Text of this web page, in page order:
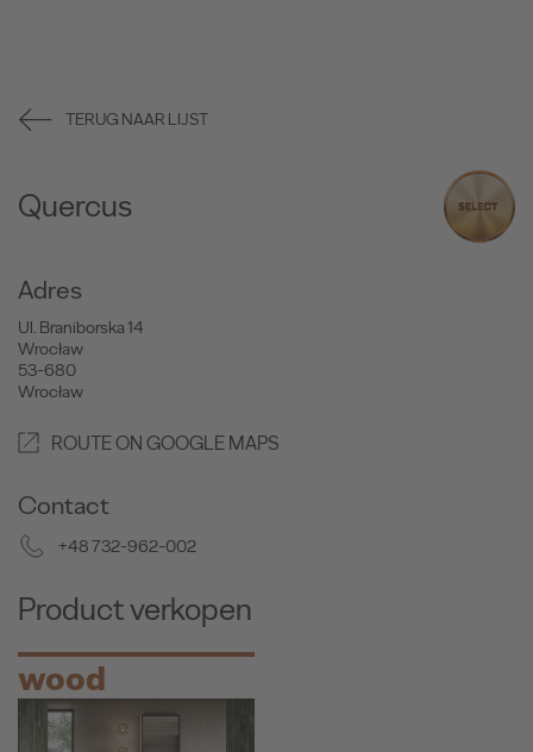
TERUG NAAR LIJST
Quercus
Adres
Ul. Braniborska 14
Wrocław
53-680
Wrocław
ROUTE ON GOOGLE MAPS
Contact
+48 732-962-002
Product verkopen
wood